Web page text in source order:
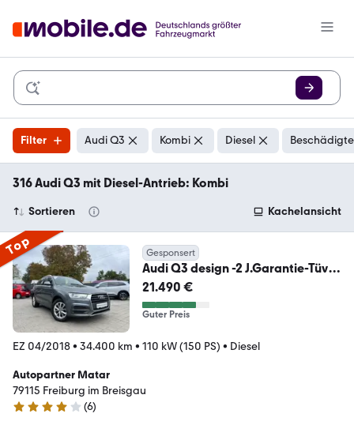
Filter Audi Q3 Kombi Diesel
316 Audi Q3 mit Diesel-Antrieb: Kombi
Sortieren Kachelansicht
Top Gesponsert
Audi Q3 design -2 J.Garantie-Tüv
Neu-Service Neu--
21.490 €
Guter Preis
EZ 04/2018• 34.400 km • 110 kW (150 PS) • Diesel
Autopartner Matar
79115 Freiburg im Breisgau
3.9 Sterne
(6)